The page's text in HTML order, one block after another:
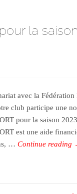
la
avec la
club participe une
pour la saison
est une aide
…Continue reading